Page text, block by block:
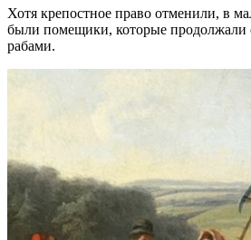
Хотя крепостное право отменили, в
были помещики, которые продолжали
рабами.